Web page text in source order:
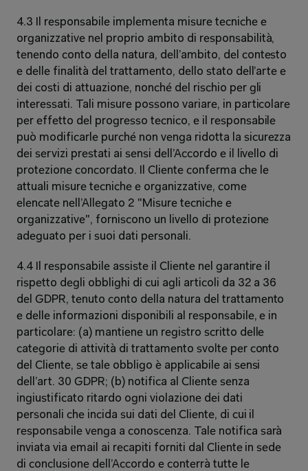
4.3 Il responsabile implementa misure tecniche e
organizzative nel proprio ambito di responsabilità,
tenendo conto della natura, dell’ambito, del contesto
e delle finalità del trattamento, dello stato dell’arte e
dei costi di attuazione, nonché del rischio per gli
interessati. Tali misure possono variare, in particolare
per effetto del progresso tecnico, e il responsabile
può modificarle purché non venga ridotta la sicurezza
dei servizi prestati ai sensi dell’Accordo e il livello di
protezione concordato. Il Cliente conferma che le
attuali misure tecniche e organizzative, come
elencate nell’Allegato 2 "Misure tecniche e
organizzative", forniscono un livello di protezione
adeguato per i suoi dati personali.
4.4 Il responsabile assiste il Cliente nel garantire il
rispetto degli obblighi di cui agli articoli da 32 a 36
del GDPR, tenuto conto della natura del trattamento
e delle informazioni disponibili al responsabile, e in
particolare: (a) mantiene un registro scritto delle
categorie di attività di trattamento svolte per conto
del Cliente, se tale obbligo è applicabile ai sensi
dell’art. 30 GDPR; (b) notifica al Cliente senza
ingiustificato ritardo ogni violazione dei dati
personali che incida sui dati del Cliente, di cui il
responsabile venga a conoscenza. Tale notifica sarà
inviata via email ai recapiti forniti dal Cliente in sede
di conclusione dell’Accordo e conterrà tutte le